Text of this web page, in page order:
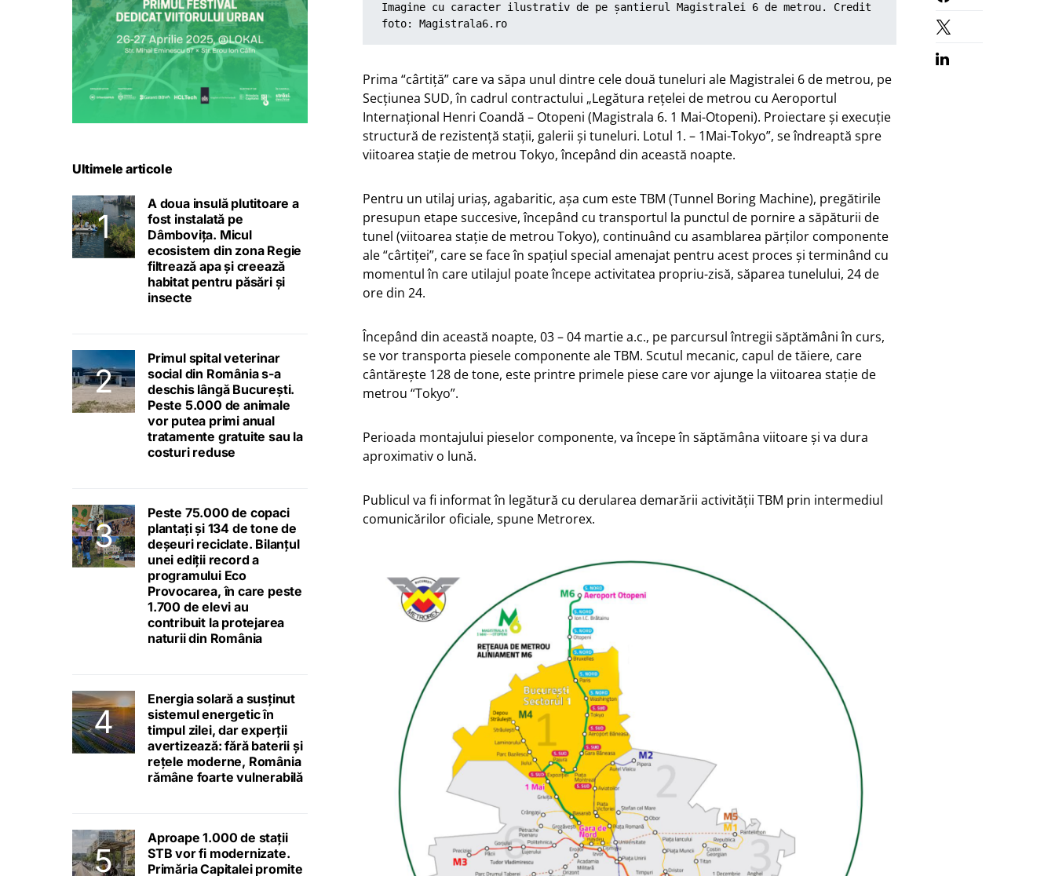
Imagine cu caracter ilustrativ de pe șantierul Magistralei 6 de metrou. Credit
foto: Magistrala6.ro
Prima “cârtiță” care va săpa unul dintre cele două tuneluri ale Magistralei 6 de metrou, pe
Secțiunea SUD, în cadrul contractului „Legătura rețelei de metrou cu Aeroportul
Internațional Henri Coandă – Otopeni (Magistrala 6. 1 Mai-Otopeni). Proiectare și execuție
structură de rezistență stații, galerii și tuneluri. Lotul 1. – 1Mai-Tokyo”, se îndreaptă spre
viitoarea stație de metrou Tokyo, începând din această noapte.
Pentru un utilaj uriaș, agabaritic, așa cum este TBM (Tunnel Boring Machine), pregătirile
presupun etape succesive, începând cu transportul la punctul de pornire a săpăturii de
tunel (viitoarea stație de metrou Tokyo), continuând cu asamblarea părților componente
ale “cârtiței”, care se face în spațiul special amenajat pentru acest proces și terminând cu
momentul în care utilajul poate începe activitatea propriu-zisă, săparea tunelului, 24 de
ore din 24.
Începând din această noapte, 03 – 04 martie a.c., pe parcursul întregii săptămâni în curs,
se vor transporta piesele componente ale TBM. Scutul mecanic, capul de tăiere, care
cântărește 128 de tone, este printre primele piese care vor ajunge la viitoarea stație de
metrou “Tokyo”.
Perioada montajului pieselor componente, va începe în săptămâna viitoare și va dura
aproximativ o lună.
Publicul va fi informat în legătură cu derularea demarării activității TBM prin intermediul
comunicărilor oficiale, spune Metrorex.
Ultimele articole
A doua insulă plutitoare a
fost instalată pe
Dâmbovița. Micul
ecosistem din zona Regie
filtrează apa și creează
habitat pentru păsări și
insecte
Primul spital veterinar
social din România s-a
deschis lângă București.
Peste 5.000 de animale
vor putea primi anual
tratamente gratuite sau la
costuri reduse
Peste 75.000 de copaci
plantați și 134 de tone de
deșeuri reciclate. Bilanțul
unei ediții record a
programului Eco
Provocarea, în care peste
1.700 de elevi au
contribuit la protejarea
naturii din România
Energia solară a susținut
sistemul energetic în
timpul zilei, dar experții
avertizează: fără baterii și
rețele moderne, România
rămâne foarte vulnerabilă
Aproape 1.000 de stații
STB vor fi modernizate.
Primăria Capitalei promite